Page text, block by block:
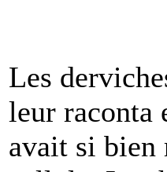
Les
leur raconta
avait si bien